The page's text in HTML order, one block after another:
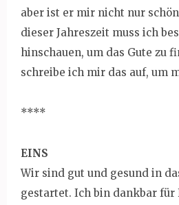
aber ist er mir nicht nur
dieser Jahreszeit muss ich
hinschauen, um das Gute zu
schreibe ich mir das auf, um
****
EINS
Wir sind gut und gesund in
gestartet. Ich bin dankbar für